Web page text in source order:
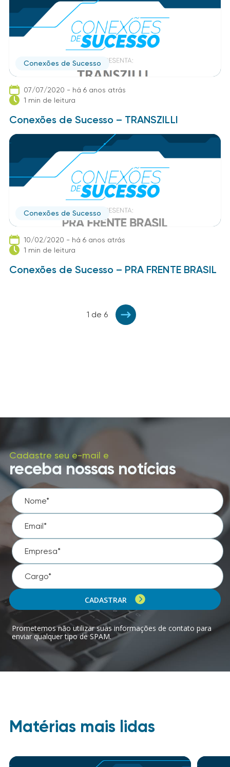
Conexões de Sucesso
07/07/2020 - há 6 anos atrás
1 min de leitura
Conexões de Sucesso – TRANSZILLI
Conexões de Sucesso
10/02/2020 - há 6 anos atrás
1 min de leitura
Conexões de Sucesso – PRA FRENTE BRASIL
1 de 6
Cadastre seu e-mail e
receba nossas notícias
CADASTRAR
Prometemos não utilizar suas informações de contato para
enviar qualquer tipo de SPAM.
Matérias mais lidas